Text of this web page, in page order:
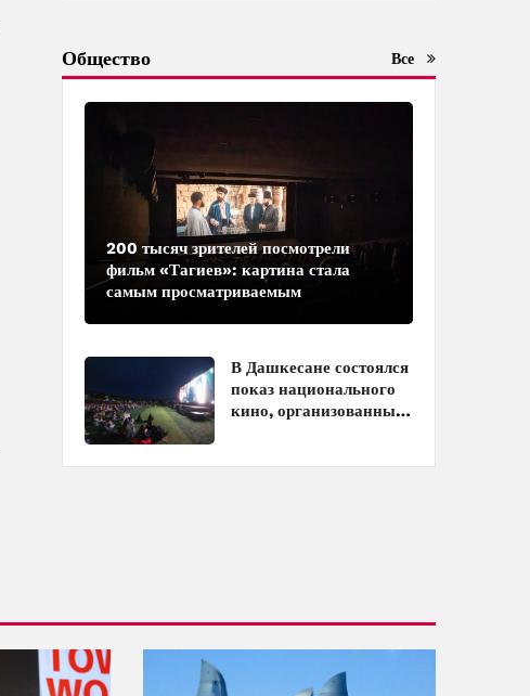
Общество Все
200 тысяч зрителей посмотрели
фильм «Тагиев»: картина стала
самым просматриваемым
В Дашкесане состоялся
показ национального
кино, организованный